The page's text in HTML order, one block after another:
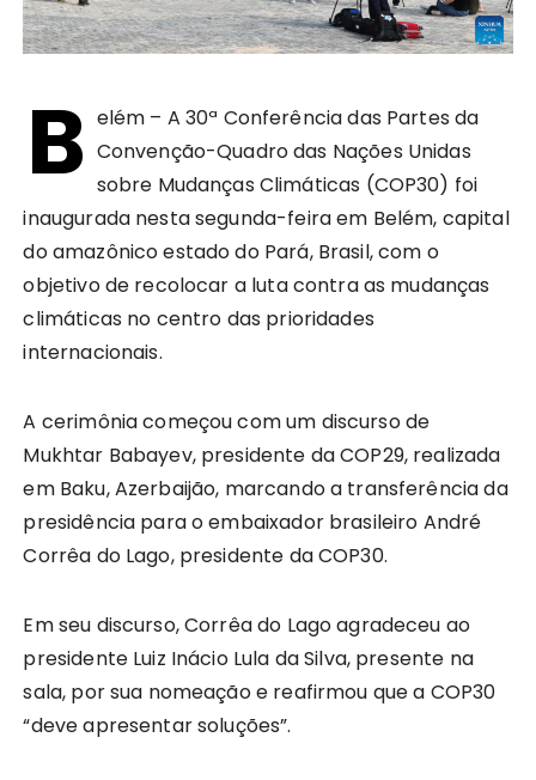
B elém – A 30ª Conferência das Partes da
Convenção-Quadro das Nações Unidas
sobre Mudanças Climáticas (COP30) foi
inaugurada nesta segunda-feira em Belém, capital
do amazônico estado do Pará, Brasil, com o
objetivo de recolocar a luta contra as mudanças
climáticas no centro das prioridades
internacionais.
A cerimônia começou com um discurso de
Mukhtar Babayev, presidente da COP29, realizada
em Baku, Azerbaijão, marcando a transferência da
presidência para o embaixador brasileiro André
Corrêa do Lago, presidente da COP30.
Em seu discurso, Corrêa do Lago agradeceu ao
presidente Luiz Inácio Lula da Silva, presente na
sala, por sua nomeação e reafirmou que a COP30
“deve apresentar soluções”.